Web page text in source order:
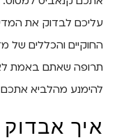
עליכם לבדוק את
החוקיים והכללים של
תרופה שאתם באמת
להימנע מהלביא
איך